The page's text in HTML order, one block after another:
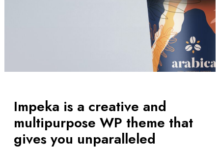
Impeka is a creative and
multipurpose WP theme that
gives you unparalleled